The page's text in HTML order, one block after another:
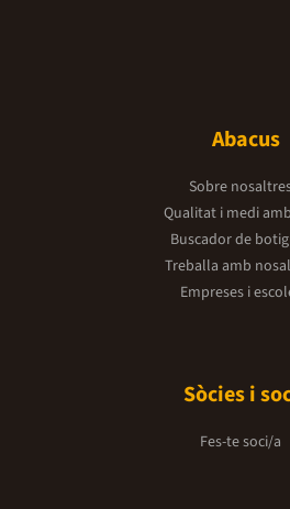
Abacus
Sobre
Qualitat i medi
Buscador de
Treballa amb
Empreses i
Sòcies i
Fes-te soci/a